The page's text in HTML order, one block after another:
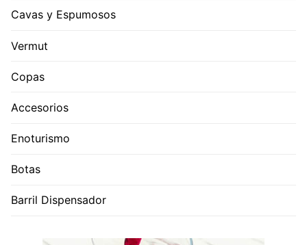
Cavas y Espumosos
Vermut
Copas
Accesorios
Enoturismo
Botas
Barril Dispensador